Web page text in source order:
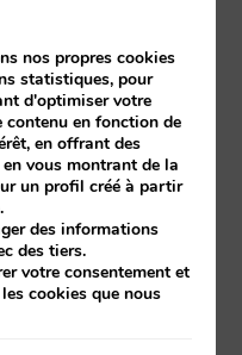
nos propres cookies
statistiques, pour
d'optimiser votre
en fonction de
en offrant des
vous montrant de la
un profil créé à partir
des informations
des tiers.
votre consentement et
cookies que nous